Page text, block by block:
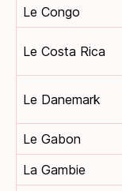
Le Congo
Le Costa Rica
Le Danemark
Le Gabon
La Gambie